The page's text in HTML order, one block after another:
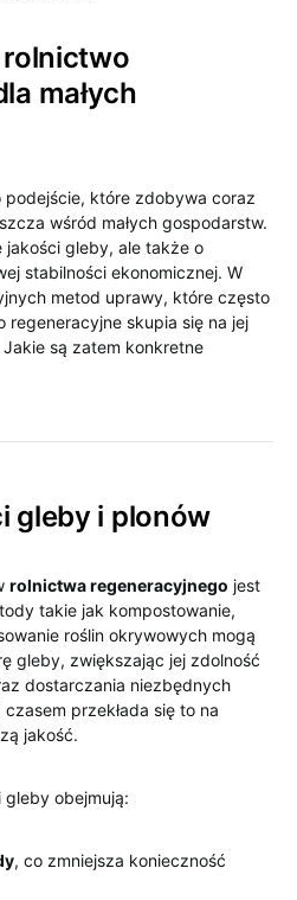
rolnictwo
małych
podejście, które zdobywa coraz
wśród małych gospodarstw.
gleby, ale także o
stabilności ekonomicznej. W
metod uprawy, które często
regeneracyjne skupia się na jej
są zatem konkretne
gleby i plonów
rolnictwa regeneracyjnego jest
takie jak kompostowanie,
roślin okrywowych mogą
gleby, zwiększając jej zdolność
dostarczania niezbędnych
przekłada się to na
jakość.
obejmują:
, co zmniejsza konieczność